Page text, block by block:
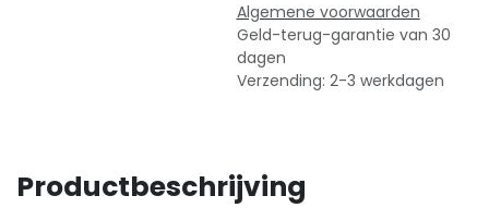
Algemene voorwaarden
Geld-terug-garantie van 30
dagen
Verzending: 2-3 werkdagen
Productbeschrijving